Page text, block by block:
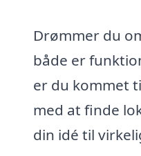
Drømmer du
både er
er du kommet
med at finde
din idé til